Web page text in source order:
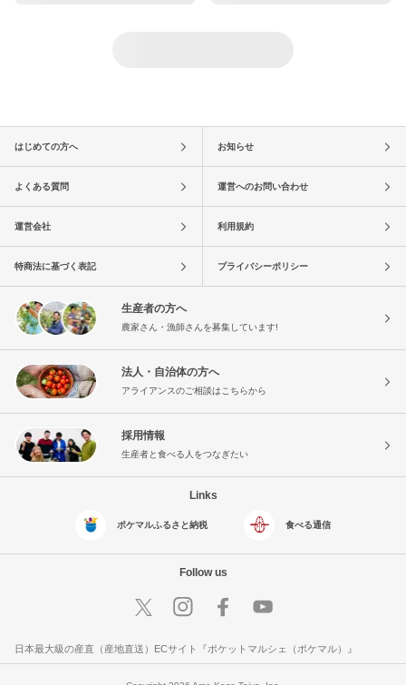
はじめての方へ お知らせ
よくある質問 運営へのお問い合わせ
運営会社 利用規約
特商法に基づく表記 プライバシーポリシー
生産者の方へ
農家さん・漁師さんを募集しています!
法人・自治体の方へ
アライアンスのご相談はこちらから
採用情報
生産者と食べる人をつなぎたい
Links
ポケマルふるさと納税 食べる通信
Follow us
日本最大級の産直（産地直送）ECサイト『ポケットマルシェ（ポケマル）』